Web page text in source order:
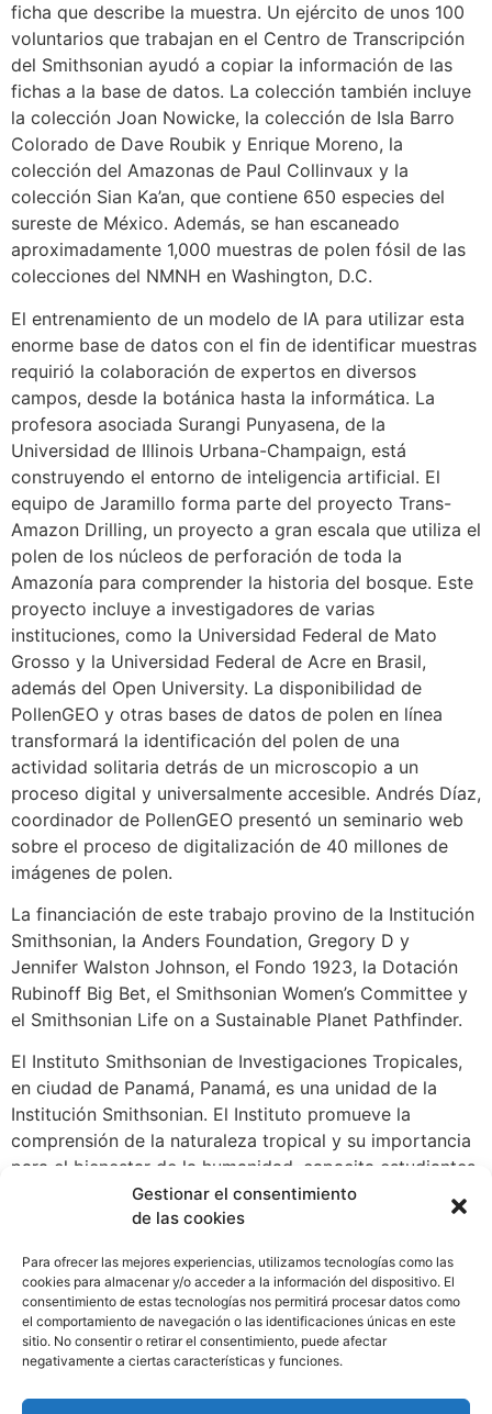
Gestionar el consentimiento
de las cookies
Para ofrecer las mejores experiencias, utilizamos tecnologías como las
cookies para almacenar y/o acceder a la información del dispositivo. El
consentimiento de estas tecnologías nos permitirá procesar datos como
el comportamiento de navegación o las identificaciones únicas en este
sitio. No consentir o retirar el consentimiento, puede afectar
negativamente a ciertas características y funciones.
ficha que describe la muestra. Un ejército de unos 100
voluntarios que trabajan en el Centro de Transcripción
del Smithsonian ayudó a copiar la información de las
fichas a la base de datos. La colección también incluye
la colección Joan Nowicke, la colección de Isla Barro
Colorado de Dave Roubik y Enrique Moreno, la
colección del Amazonas de Paul Collinvaux y la
colección Sian Ka’an, que contiene 650 especies del
sureste de México. Además, se han escaneado
aproximadamente 1,000 muestras de polen fósil de las
colecciones del NMNH en Washington, D.C.
El entrenamiento de un modelo de IA para utilizar esta
enorme base de datos con el fin de identificar muestras
requirió la colaboración de expertos en diversos
campos, desde la botánica hasta la informática. La
profesora asociada Surangi Punyasena, de la
Universidad de Illinois Urbana-Champaign, está
construyendo el entorno de inteligencia artificial. El
equipo de Jaramillo forma parte del proyecto Trans-
Amazon Drilling, un proyecto a gran escala que utiliza el
polen de los núcleos de perforación de toda la
Amazonía para comprender la historia del bosque. Este
proyecto incluye a investigadores de varias
instituciones, como la Universidad Federal de Mato
Grosso y la Universidad Federal de Acre en Brasil,
además del Open University. La disponibilidad de
PollenGEO y otras bases de datos de polen en línea
transformará la identificación del polen de una
actividad solitaria detrás de un microscopio a un
proceso digital y universalmente accesible. Andrés Díaz,
coordinador de PollenGEO presentó un seminario web
sobre el proceso de digitalización de 40 millones de
imágenes de polen.
La financiación de este trabajo provino de la Institución
Smithsonian, la Anders Foundation, Gregory D y
Jennifer Walston Johnson, el Fondo 1923, la Dotación
Rubinoff Big Bet, el Smithsonian Women’s Committee y
el Smithsonian Life on a Sustainable Planet Pathfinder.
El Instituto Smithsonian de Investigaciones Tropicales,
en ciudad de Panamá, Panamá, es una unidad de la
Institución Smithsonian. El Instituto promueve la
comprensión de la naturaleza tropical y su importancia
para el bienestar de la humanidad, capacita estudiantes
para llevar a cabo investigaciones en los trópicos, y
fomenta la conservación mediante la concienciación
ecosistemas tropicales. Para más información refiérase
a nuestro Video Institucional y visite nuestra página
web. Síguenos también en redes sociales: Facebook,
Twitter e Instagram.
WhatsApp
Compartir